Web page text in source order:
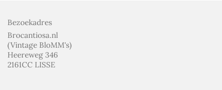
Bezoekadres
Brocantiosa.nl
(Vintage BloMM's)
Heereweg 346
2161CC LISSE